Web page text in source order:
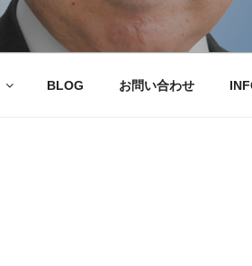
BLOG お問い合わせ